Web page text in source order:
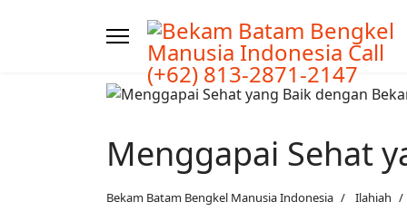
Menggapai Sehat
Bekam Batam Bengkel Manusia Indonesia Ilahiah